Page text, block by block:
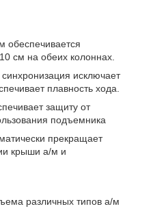
обеспечивается
см на обеих колоннах.
исключает
плавность хода.
защиту от
подъемника
прекращает
крыши а/м и
различных типов а/м